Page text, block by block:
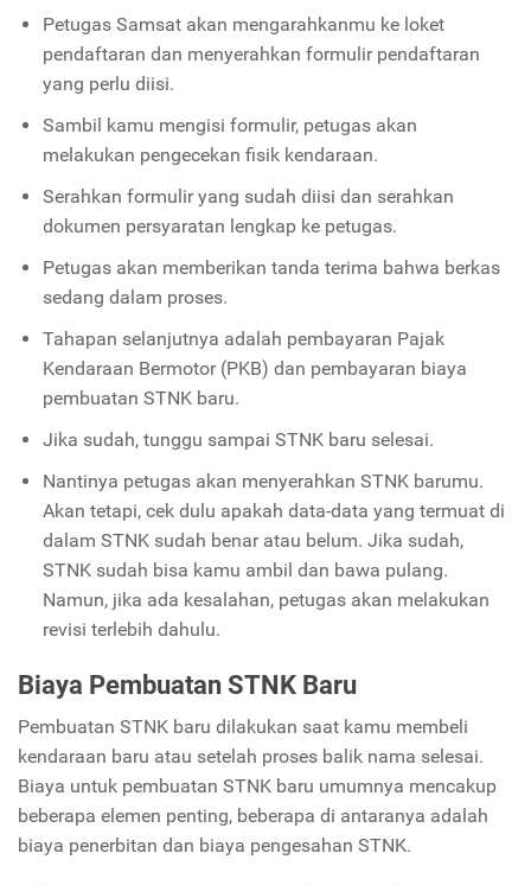
Petugas Samsat akan mengarahkanmu ke loket
pendaftaran dan menyerahkan formulir pendaftaran
yang perlu diisi.
Sambil kamu mengisi formulir, petugas akan
melakukan pengecekan fisik kendaraan.
Serahkan formulir yang sudah diisi dan serahkan
dokumen persyaratan lengkap ke petugas.
Petugas akan memberikan tanda terima bahwa berkas
sedang dalam proses.
Tahapan selanjutnya adalah pembayaran Pajak
Kendaraan Bermotor (PKB) dan pembayaran biaya
pembuatan STNK baru.
Jika sudah, tunggu sampai STNK baru selesai.
Nantinya petugas akan menyerahkan STNK barumu.
Akan tetapi, cek dulu apakah data-data yang termuat di
dalam STNK sudah benar atau belum. Jika sudah,
STNK sudah bisa kamu ambil dan bawa pulang.
Namun, jika ada kesalahan, petugas akan melakukan
revisi terlebih dahulu.
Biaya Pembuatan STNK Baru
Pembuatan STNK baru dilakukan saat kamu membeli
kendaraan baru atau setelah proses balik nama selesai.
Biaya untuk pembuatan STNK baru umumnya mencakup
beberapa elemen penting, beberapa di antaranya adalah
biaya penerbitan dan biaya pengesahan STNK.